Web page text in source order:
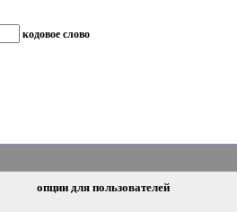
кодовое слово
опции для пользователей